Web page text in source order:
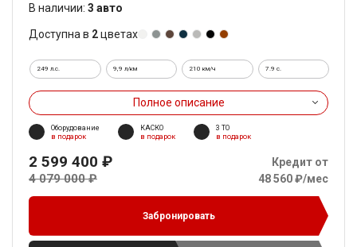
В наличии: 3 авто
Доступна в 2цветах
249 л.с. 9,9 л/км 210 км/ч 7.9 c.
Полное описание
Оборудование
в подарок
КАСКО
в подарок
3 ТО
в подарок
2 599 400 ₽
4 079 000 ₽
Кредит от
48 560 ₽/мес
Забронировать